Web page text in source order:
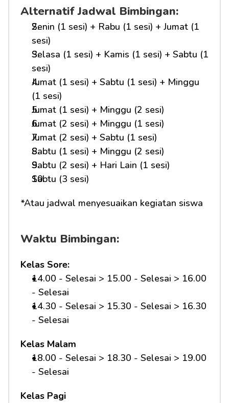
Alternatif Jadwal Bimbingan:
Senin (1 sesi) + Rabu (1 sesi) + Jumat (1
sesi)
Selasa (1 sesi) + Kamis (1 sesi) + Sabtu (1
sesi)
Jumat (1 sesi) + Sabtu (1 sesi) + Minggu
(1 sesi)
Jumat (1 sesi) + Minggu (2 sesi)
Jumat (2 sesi) + Minggu (1 sesi)
Jumat (2 sesi) + Sabtu (1 sesi)
Sabtu (1 sesi) + Minggu (2 sesi)
Sabtu (2 sesi) + Hari Lain (1 sesi)
Sabtu (3 sesi)
*Atau jadwal menyesuaikan kegiatan siswa
Waktu Bimbingan:
Kelas Sore:
14.00 - Selesai > 15.00 - Selesai > 16.00
- Selesai
14.30 - Selesai > 15.30 - Selesai > 16.30
- Selesai
Kelas Malam
18.00 - Selesai > 18.30 - Selesai > 19.00
- Selesai
Kelas Pagi